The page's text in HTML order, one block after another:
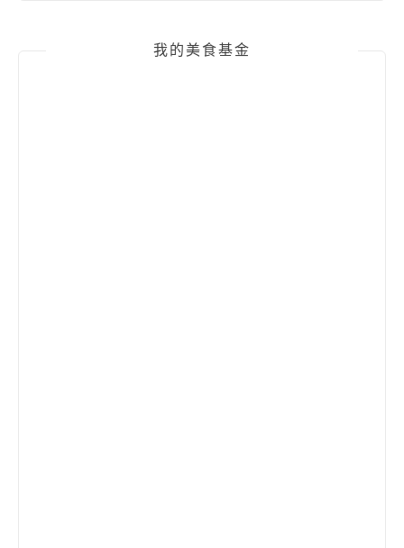
我的美食基金